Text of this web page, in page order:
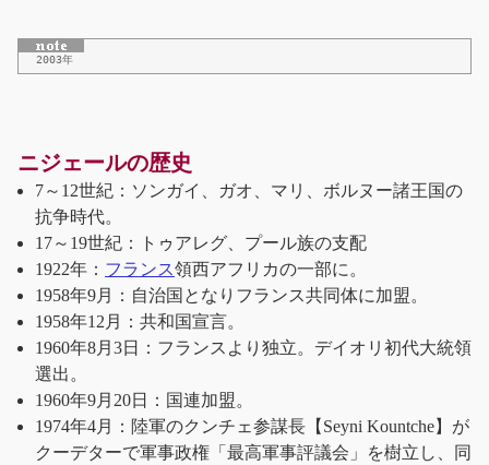
2003年
ニジェールの歴史
7～12世紀：ソンガイ、ガオ、マリ、ボルヌー諸王国の
抗争時代。
17～19世紀：トゥアレグ、プール族の支配
1922年： フランス領西アフリカの一部に。
1958年9月：自治国となりフランス共同体に加盟。
1958年12月：共和国宣言。
1960年8月3日：フランスより独立。デイオリ初代大統領
選出。
1960年9月20日：国連加盟。
1974年4月：陸軍のクンチェ参謀長【Seyni Kountche】が
クーデターで軍事政権「最高軍事評議会」を樹立し、同